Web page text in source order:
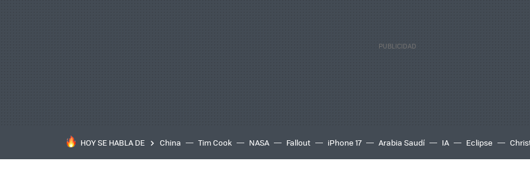
HOY SE HABLA DE China Tim Cook NASA Fallout iPhone 17 Arabia Saudí IA Eclipse